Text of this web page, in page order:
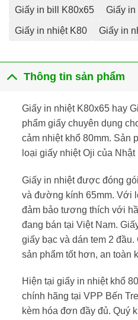
Giấy in bill K80x65 Giấy in
Giấy in nhiệt K80 Giấy in
Thông tin sản phẩm
Giấy in nhiệt K80x65 hay
phẩm giấy chuyên dụng
cảm nhiệt khổ 80mm. Sản
loại giấy nhiệt Oji của Nhật
Giấy in nhiệt được đóng
và đường kính 65mm. Với
đảm bảo tương thích với
đang bán tại Việt Nam.
giấy bạc và dán tem 2
sản phẩm tốt hơn, an toàn
Hiện tại giấy in nhiệt khổ
chính hãng tại VPP Bến
kèm hóa đơn đầy đủ. Quý